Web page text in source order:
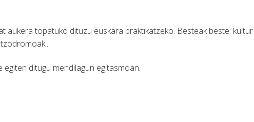
aukera topatuko dituzu euskara praktikatzeko. Besteak beste:
ditugu mendilagun egitasmoan.